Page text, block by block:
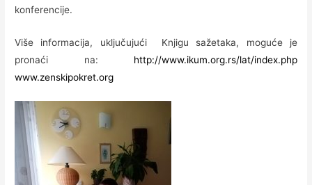
konferencije.
Više informacija, uključujući Knjigu sažetaka, moguće je
pronaći na: http://www.ikum.org.rs/lat/index.php
www.zenskipokret.org